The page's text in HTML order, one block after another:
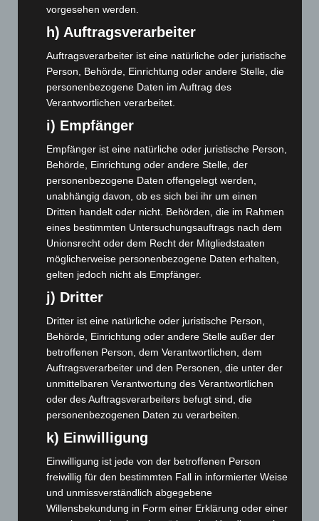
März 2026(115)
Februar 2026(109)
Januar 2026(122)
Dezember 2025(103)
November 2025(114)
Oktober 2025(112)
August 2025(90)
Juli 2025(90)
Juni 2025
(103)
Mai 2025(112)
April 2025(88)
März 2025
(111)
Februar 2025 (96)
Dezember 2024(89)
November 2024 (94)
Oktober 2024(93)
September 2024(112)
August 2024(107)
Juli 2024 (89)
Juni 2024(107)
Mai 2024(149)
April 2024(102)
vorgesehen werden.
h) Auftragsverarbeiter
Auftragsverarbeiter ist eine natürliche oder juristische
Person, Behörde, Einrichtung oder andere Stelle, die
personenbezogene Daten im Auftrag des
Verantwortlichen verarbeitet.
i) Empfänger
Empfänger ist eine natürliche oder juristische Person,
Behörde, Einrichtung oder andere Stelle, der
personenbezogene Daten offengelegt werden,
unabhängig davon, ob es sich bei ihr um einen
Dritten handelt oder nicht. Behörden, die im Rahmen
eines bestimmten Untersuchungsauftrags nach dem
Unionsrecht oder dem Recht der Mitgliedstaaten
möglicherweise personenbezogene Daten erhalten,
gelten jedoch nicht als Empfänger.
j) Dritter
Dritter ist eine natürliche oder juristische Person,
Behörde, Einrichtung oder andere Stelle außer der
betroffenen Person, dem Verantwortlichen, dem
Auftragsverarbeiter und den Personen, die unter der
unmittelbaren Verantwortung des Verantwortlichen
oder des Auftragsverarbeiters befugt sind, die
personenbezogenen Daten zu verarbeiten.
k) Einwilligung
Einwilligung ist jede von der betroffenen Person
freiwillig für den bestimmten Fall in informierter Weise
und unmissverständlich abgegebene
Willensbekundung in Form einer Erklärung oder einer